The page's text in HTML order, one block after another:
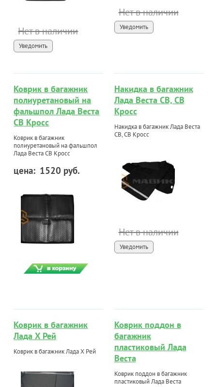
Нет в наличии
Уведомить
Нет в наличии
Уведомить
Коврик в багажник
полиуретановый на
фальшпол Лада Веста
СВ Кросс
Коврик в багажник
полиуретановый на фальшпол
Лада Веста СВ Кросс
цена: 1520 руб.
Накидка в багажник
Лада Веста СВ, СВ
Кросс
Накидка в багажник Лада Веста
СВ, СВ Кросс
Нет в наличии
Уведомить
Коврик в багажник
Лада Х Рей
Коврик в багажник Лада Х Рей
Коврик поддон в
багажник
пластиковый Лада
Веста
Коврик поддон в багажник
пластиковый Лада Веста